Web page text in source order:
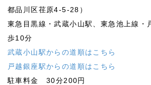
都品川区荏原4-5-28）
東急目黒線・武蔵小山駅、東急池上線
歩10分
武蔵小山駅からの道順はこちら
戸越銀座駅からの道順はこちら
駐車料金 30分200円